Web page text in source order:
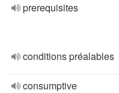
prerequisites
conditions préalables
consumptive